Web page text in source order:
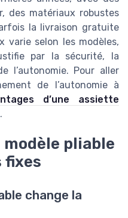
des matériaux robustes
la livraison gratuite
varie selon les modèles,
par la sécurité, la
l’autonomie. Pour aller
de l’autonomie à
d’une assiette
.
modèle pliable
fixes
change la